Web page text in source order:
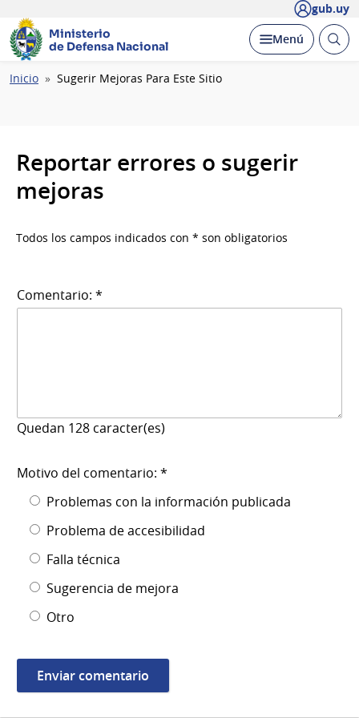
gub.uy
Ministerio
de Defensa Nacional
Desplegar
Menú Abrir
Ruta
Inicio Sugerir Mejoras Para Este Sitio
Reportar errores o sugerir
mejoras
Todos los campos indicados con * son obligatorios
Comentario: *
Quedan 128 caracter(es)
Motivo del comentario: *
Problemas con la información publicada
Problema de accesibilidad
Falla técnica
Sugerencia de mejora
Otro